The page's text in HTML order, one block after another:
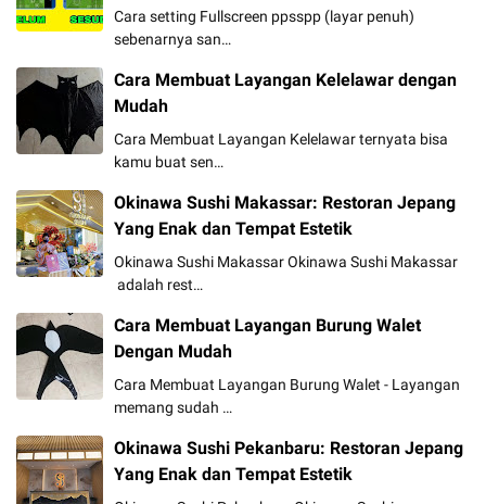
Cara setting Fullscreen ppsspp (layar penuh)
sebenarnya san…
Cara Membuat Layangan Kelelawar dengan
Mudah
Cara Membuat Layangan Kelelawar ternyata bisa
kamu buat sen…
Okinawa Sushi Makassar: Restoran Jepang
Yang Enak dan Tempat Estetik
Okinawa Sushi Makassar Okinawa Sushi Makassar
adalah rest…
Cara Membuat Layangan Burung Walet
Dengan Mudah
Cara Membuat Layangan Burung Walet - Layangan
memang sudah …
Okinawa Sushi Pekanbaru: Restoran Jepang
Yang Enak dan Tempat Estetik